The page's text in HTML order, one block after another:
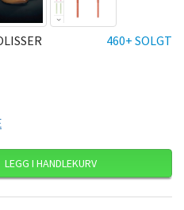
460+ SOLGT
LEGG I HANDLEKURV